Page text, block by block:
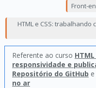
Front-
HTML e CSS:
Referente ao curso
responsividade e
Repositório do GitHub
no ar